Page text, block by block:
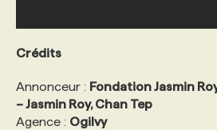
Crédits
Annonceur : Fondation Jasmin
– Jasmin Roy, Chan Tep
Agence : Ogilvy